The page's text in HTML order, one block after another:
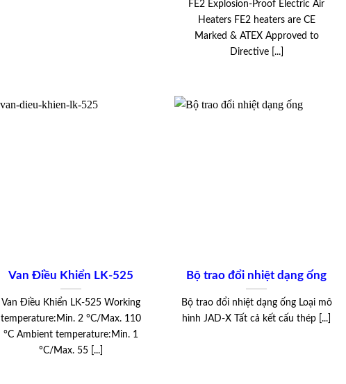
FE2 Explosion-Proof Electric Air
Heaters FE2 heaters are CE
Marked & ATEX Approved to
Directive [...]
Van Điều Khiển LK-525
Van Điều Khiển LK-525 Working
temperature:Min. 2 °C/Max. 110
°C Ambient temperature:Min. 1
°C/Max. 55 [...]
Bộ trao đổi nhiệt dạng ống
Bộ trao đổi nhiệt dạng ống Loại mô
hình JAD-X Tất cả kết cấu thép [...]